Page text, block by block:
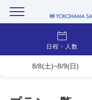
日程・人数
8/8(土)~8/9(日)